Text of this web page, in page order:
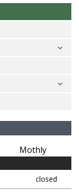
Mothly
closed